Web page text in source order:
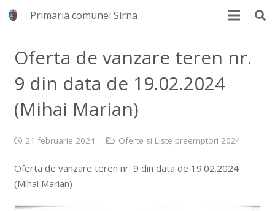
Primaria comunei Sirna
Oferta de vanzare teren nr.
9 din data de 19.02.2024
(Mihai Marian)
21 februarie 2024 Oferte si Liste preemptori 2024
Oferta de vanzare teren nr. 9 din data de 19.02.2024
(Mihai Marian)